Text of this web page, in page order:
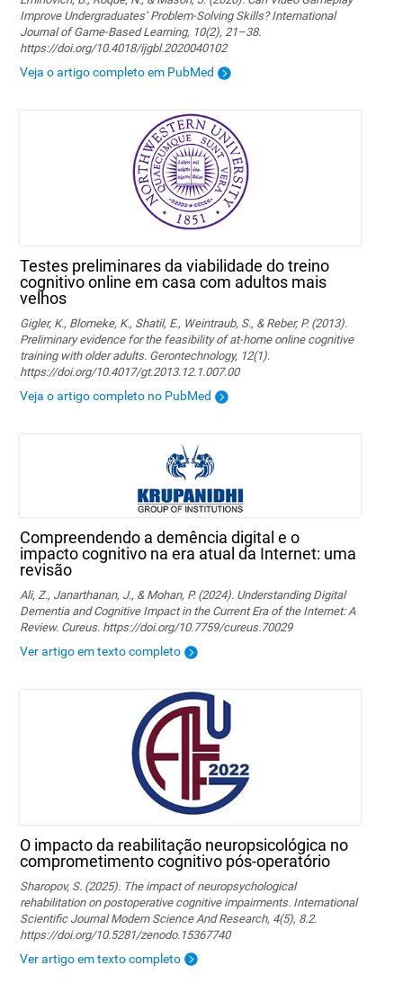
Improve Undergraduates’ Problem-Solving Skills? International
Journal of Game-Based Learning, 10(2), 21–38.
https://doi.org/10.4018/ijgbl.2020040102
Veja o artigo completo em PubMed
Testes preliminares da viabilidade do treino
cognitivo online em casa com adultos mais
velhos
Gigler, K., Blomeke, K., Shatil, E., Weintraub, S., & Reber, P. (2013).
Preliminary evidence for the feasibility of at-home online cognitive
training with older adults. Gerontechnology, 12(1).
https://doi.org/10.4017/gt.2013.12.1.007.00
Veja o artigo completo no PubMed
Compreendendo a demência digital e o
impacto cognitivo na era atual da Internet: uma
revisão
Ali, Z., Janarthanan, J., & Mohan, P. (2024). Understanding Digital
Dementia and Cognitive Impact in the Current Era of the Internet: A
Review. Cureus. https://doi.org/10.7759/cureus.70029
Ver artigo em texto completo
O impacto da reabilitação neuropsicológica no
comprometimento cognitivo pós-operatório
Sharopov, S. (2025). The impact of neuropsychological
rehabilitation on postoperative cognitive impairments. International
Scientific Journal Modern Science And Research, 4(5), 8.2.
https://doi.org/10.5281/zenodo.15367740
Ver artigo em texto completo